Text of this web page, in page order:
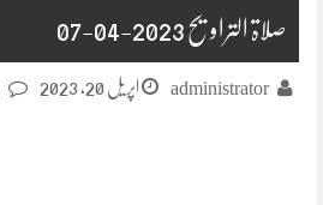
صلاۃ التراویح 2023-04-07
administrator اپریل 20, 2023